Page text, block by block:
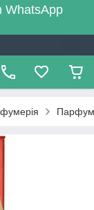
WhatsApp